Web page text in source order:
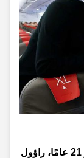
ريال مدريد لاعب كرة القدم البالغ من العمر 21 عامًا، راؤول